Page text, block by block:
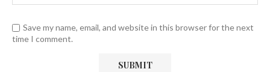
Save my name, email, and website in this browser for the next
time I comment.